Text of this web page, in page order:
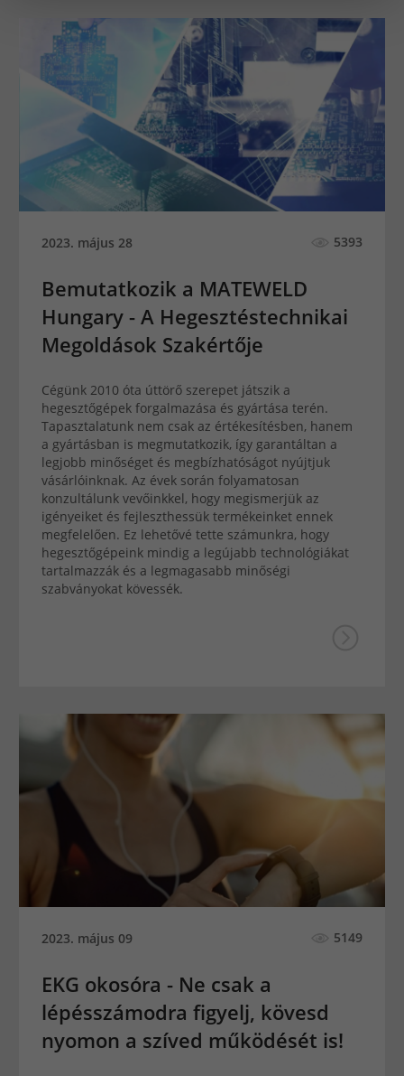
2023. május 28 5393
Bemutatkozik a MATEWELD
Hungary - A Hegesztéstechnikai
Megoldások Szakértője
Cégünk 2010 óta úttörő szerepet játszik a
hegesztőgépek forgalmazása és gyártása terén.
Tapasztalatunk nem csak az értékesítésben, hanem
a gyártásban is megmutatkozik, így garantáltan a
legjobb minőséget és megbízhatóságot nyújtjuk
vásárlóinknak. Az évek során folyamatosan
konzultálunk vevőinkkel, hogy megismerjük az
igényeiket és fejleszthessük termékeinket ennek
megfelelően. Ez lehetővé tette számunkra, hogy
hegesztőgépeink mindig a legújabb technológiákat
tartalmazzák és a legmagasabb minőségi
szabványokat kövessék.
2023. május 09 5149
EKG okosóra - Ne csak a
lépésszámodra figyelj, kövesd
nyomon a szíved működését is!